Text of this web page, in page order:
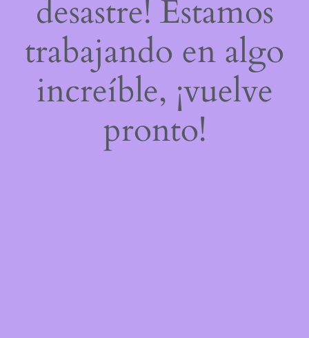
desastre! Estamos
trabajando en algo
increíble, ¡vuelve
pronto!